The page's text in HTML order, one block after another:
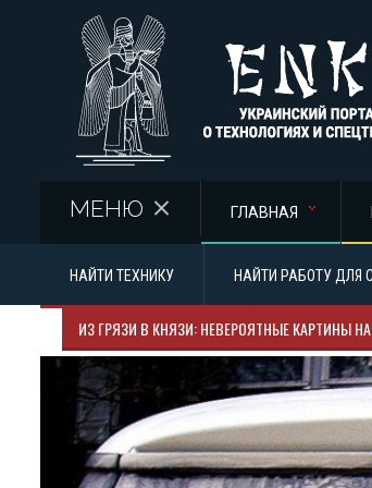
МЕНЮ ГЛАВНАЯ
НАЙТИ ТЕХНИКУ НАЙТИ РАБОТУ ДЛЯ
ИЗ ГРЯЗИ В КНЯЗИ: НЕВЕРОЯТНЫЕ КАРТИНЫ